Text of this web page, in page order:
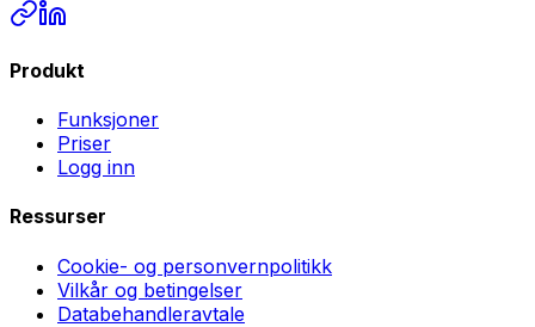
Produkt
Funksjoner
Priser
Logg inn
Ressurser
Cookie- og personvernpolitikk
Vilkår og betingelser
Databehandleravtale